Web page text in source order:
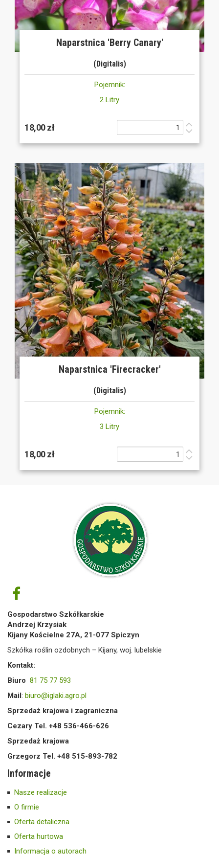
Naparstnica 'Berry Canary'
(Digitalis)
Pojemnik:
2 Litry
18,00 zł
Naparstnica 'Firecracker'
(Digitalis)
Pojemnik:
3 Litry
18,00 zł
Gospodarstwo Szkółkarskie
Andrzej Krzysiak
Kijany Kościelne 27A, 21-077 Spiczyn
Szkółka roślin ozdobnych – Kijany, woj. lubelskie
Kontakt:
Biuro 81 75 77 593
Mail : biuro@iglaki.agro.pl
Sprzedaż krajowa i zagraniczna
Cezary Tel. +48 536-466-626
Sprzedaż krajowa
Grzegorz Tel. +48 515-893-782
Informacje
Nasze realizacje
O firmie
Oferta detaliczna
Oferta hurtowa
Informacja o autorach